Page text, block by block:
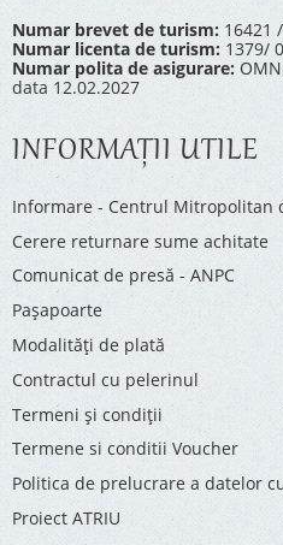
Numar brevet de turism: 16421
Numar licenta de turism: 1379/
Numar polita de asigurare:
data 12.02.2027
INFORMAŢII UTILE
Informare - Centrul Mitropolitan
Cerere returnare sume achitate
Comunicat de presă - ANPC
Pașapoarte
Modalități de plată
Contractul cu pelerinul
Termeni și condiții
Termene si conditii Voucher
Politica de prelucrare a datelor
Proiect ATRIU